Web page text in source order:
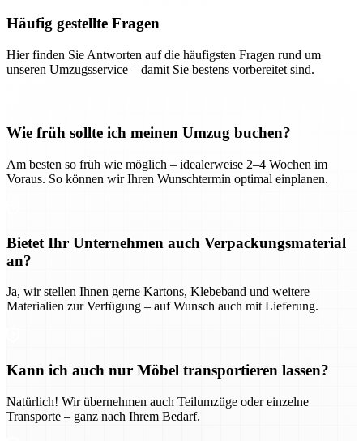
Häufig gestellte Fragen
Hier finden Sie Antworten auf die häufigsten Fragen rund um
unseren Umzugsservice – damit Sie bestens vorbereitet sind.
Wie früh sollte ich meinen Umzug buchen?
Am besten so früh wie möglich – idealerweise 2–4 Wochen im
Voraus. So können wir Ihren Wunschtermin optimal einplanen.
Bietet Ihr Unternehmen auch Verpackungsmaterial
an?
Ja, wir stellen Ihnen gerne Kartons, Klebeband und weitere
Materialien zur Verfügung – auf Wunsch auch mit Lieferung.
Kann ich auch nur Möbel transportieren lassen?
Natürlich! Wir übernehmen auch Teilumzüge oder einzelne
Transporte – ganz nach Ihrem Bedarf.